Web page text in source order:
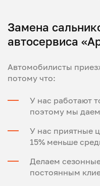
Замена
автосервиса
Автомобилисты
потому что:
У нас работают
поэтому мы даем
У нас приятные
15% меньше
Делаем
постоянным